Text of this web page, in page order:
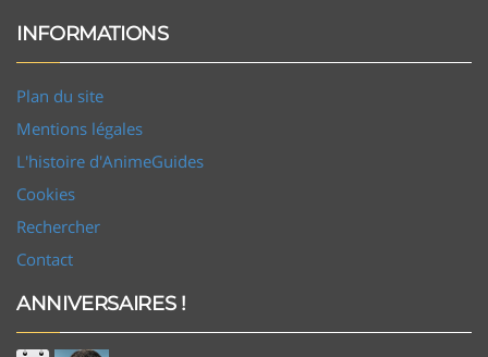
INFORMATIONS
Plan du site
Mentions légales
L'histoire d'AnimeGuides
Cookies
Rechercher
Contact
ANNIVERSAIRES !